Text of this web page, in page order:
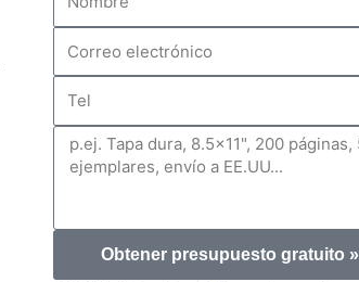
Mensaje
Obtener presupuesto gratuito »